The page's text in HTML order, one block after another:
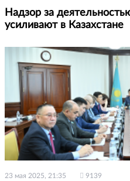
Надзор за
усиливают в Казахстане
23 мая 2025, 21:35 9139